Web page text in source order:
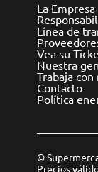
La Empresa
Línea de
Vea su
Nuestra
Trabaja
Contacto
Política
©
Precios